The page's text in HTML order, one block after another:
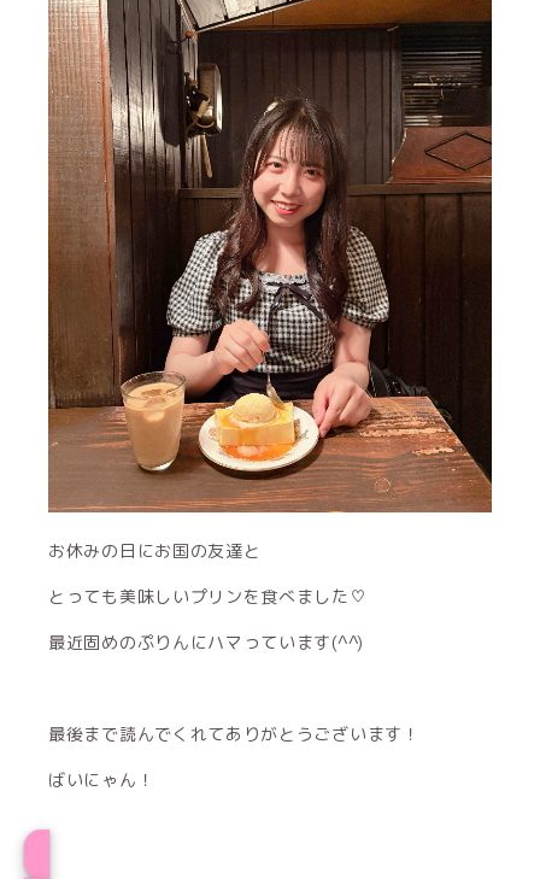
お休みの日にお国の友達と
とっても美味しいプリンを食べました♡
最近固めのぷりんにハマっています(^^)
最後まで読んでくれてありがとうございます！
ばいにゃん！